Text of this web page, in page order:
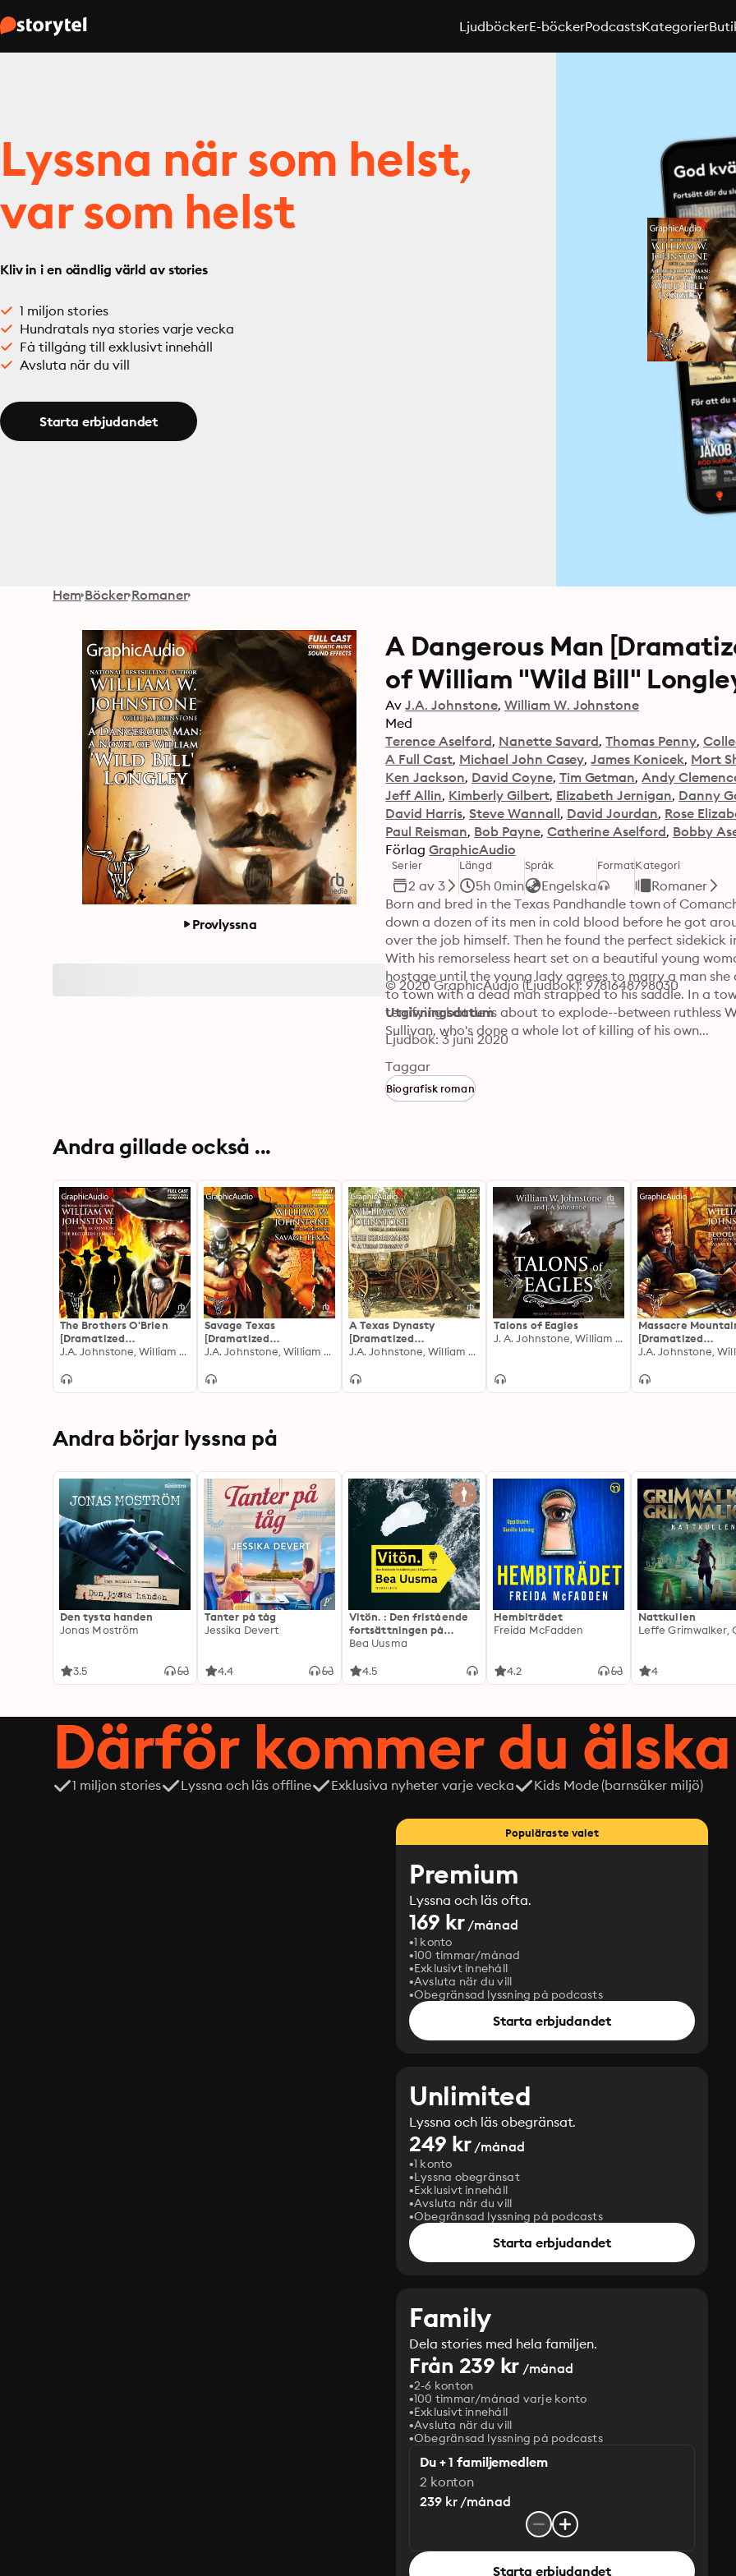
LjudböckerE-böckerPodcastsKategorier
Lyssna när som helst,
var som helst
Kliv in i en oändlig värld av stories
1 miljon stories
Hundratals nya stories varje vecka
Få tillgång till exklusivt innehåll
Avsluta när du vill
Starta erbjudandet
Hem Böcker Romaner
Provlyssna
A Dangerous Man
of William "Wild Bill"
Av J.A. Johnstone William W. Johnstone
Med
Terence Aselford Nanette Savard Thomas Penny
A Full Cast Michael John Casey James Konicek Mort
Ken Jackson David Coyne Tim Getman Andy
Jeff Allin Kimberly Gilbert Elizabeth Jernigan Danny
David Harris Steve Wannall David Jourdan Rose
Paul Reisman Bob Payne Catherine Aselford Bobby
Förlag GraphicAudio
Serier
2 av 3
Längd
5h 0min
Språk
Engelska
FormatKategori
Romaner
Born and bred in the Texas Pandhandle town of
down a dozen of its men in cold blood before he got
over the job himself. Then he found the perfect sidekick
With his remorseless heart set on a beautiful young
hostage until the young lady agrees to marry a man
to town with a dead man strapped to his saddle. In a
terrifying battle is about to explode--between ruthless
Sullivan, who's done a whole lot of killing of his own...
© 2020 GraphicAudio (Ljudbok): 9781648798030
Utgivningsdatum
Ljudbok: 3 juni 2020
Taggar
Biografisk roman
Andra gillade också ...
The Brothers O'Brien
[Dramatized
Adaptation]: Brothers J.A. Johnstone, William W. Johnstone
Savage Texas
[Dramatized
Adaptation]: Savage
J.A. Johnstone, William W. Johnstone
A Texas Dynasty
[Dramatized
Adaptation]: The
J.A. Johnstone, William W. Johnstone
Talons of Eagles
J. A. Johnstone, William W. Johnstone
Massacre
[Dramatized
Adaptation]:
Andra börjar lyssna på
Den tysta handen
Jonas Moström
3.5
Tanter på tåg
Jessika Devert
4.4
Vitön. : Den fristående
fortsättningen på
Expeditionen
Bea Uusma
4.5
Hembiträdet
Freida McFadden
4.2
Nattkullen
4
Därför kommer du
1 miljon stories Lyssna och läs offline Exklusiva nyheter varje vecka Kids Mode (barnsäker miljö)
Populäraste valet
Premium
Lyssna och läs ofta.
169 kr/månad
1 konto
100 timmar/månad
Exklusivt innehåll
Avsluta när du vill
Obegränsad lyssning på podcasts
Starta erbjudandet
Unlimited
Lyssna och läs obegränsat.
249 kr/månad
1 konto
Lyssna obegränsat
Exklusivt innehåll
Avsluta när du vill
Obegränsad lyssning på podcasts
Starta erbjudandet
Family
Dela stories med hela familjen.
Från 239 kr /månad
2-6 konton
100 timmar/månad varje konto
Exklusivt innehåll
Avsluta när du vill
Obegränsad lyssning på podcasts
Du + 1 familjemedlem
2 konton
239 kr /månad
Starta erbjudandet